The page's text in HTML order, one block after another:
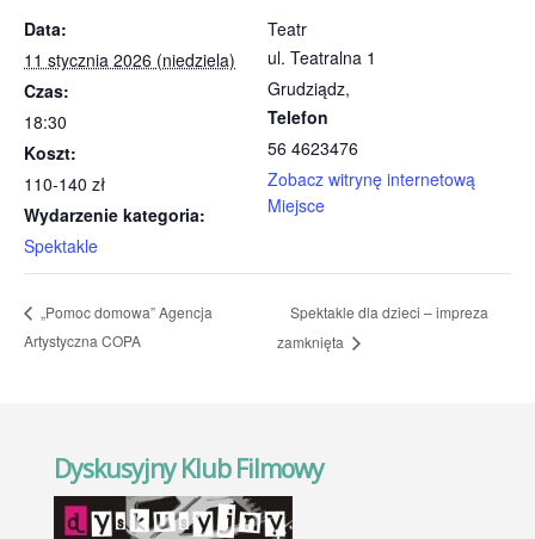
Data:
11 stycznia 2026 (niedziela)
Czas:
18:30
Koszt:
110-140 zł
Wydarzenie kategoria:
Spektakle
Teatr
ul. Teatralna 1
Grudziądz,
Telefon
56 4623476
Zobacz witrynę internetową
Miejsce
„Pomoc domowa” Agencja
Artystyczna COPA
Spektakle dla dzieci – impreza
zamknięta
Dyskusyjny Klub Filmowy